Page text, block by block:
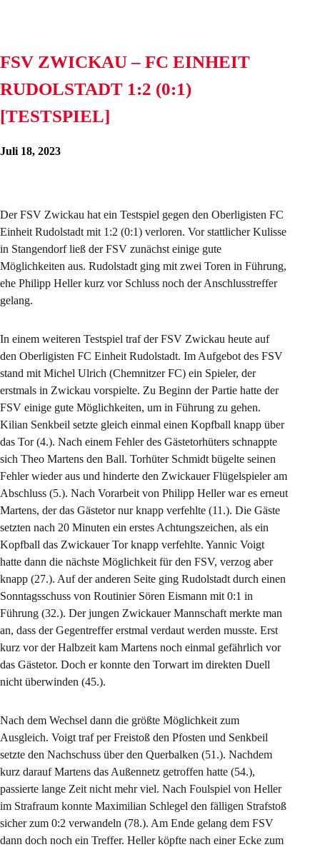
FSV ZWICKAU – FC EINHEIT
RUDOLSTADT 1:2 (0:1)
[TESTSPIEL]
Juli 18, 2023
Der FSV Zwickau hat ein Testspiel gegen den Oberligisten FC
Einheit Rudolstadt mit 1:2 (0:1) verloren. Vor stattlicher Kulisse
in Stangendorf ließ der FSV zunächst einige gute
Möglichkeiten aus. Rudolstadt ging mit zwei Toren in Führung,
ehe Philipp Heller kurz vor Schluss noch der Anschlusstreffer
gelang.
In einem weiteren Testspiel traf der FSV Zwickau heute auf
den Oberligisten FC Einheit Rudolstadt. Im Aufgebot des FSV
stand mit Michel Ulrich (Chemnitzer FC) ein Spieler, der
erstmals in Zwickau vorspielte. Zu Beginn der Partie hatte der
FSV einige gute Möglichkeiten, um in Führung zu gehen.
Kilian Senkbeil setzte gleich einmal einen Kopfball knapp über
das Tor (4.). Nach einem Fehler des Gästetorhüters schnappte
sich Theo Martens den Ball. Torhüter Schmidt bügelte seinen
Fehler wieder aus und hinderte den Zwickauer Flügelspieler am
Abschluss (5.). Nach Vorarbeit von Philipp Heller war es erneut
Martens, der das Gästetor nur knapp verfehlte (11.). Die Gäste
setzten nach 20 Minuten ein erstes Achtungszeichen, als ein
Kopfball das Zwickauer Tor knapp verfehlte. Yannic Voigt
hatte dann die nächste Möglichkeit für den FSV, verzog aber
knapp (27.). Auf der anderen Seite ging Rudolstadt durch einen
Sonntagsschuss von Routinier Sören Eismann mit 0:1 in
Führung (32.). Der jungen Zwickauer Mannschaft merkte man
an, dass der Gegentreffer erstmal verdaut werden musste. Erst
kurz vor der Halbzeit kam Martens noch einmal gefährlich vor
das Gästetor. Doch er konnte den Torwart im direkten Duell
nicht überwinden (45.).
Nach dem Wechsel dann die größte Möglichkeit zum
Ausgleich. Voigt traf per Freistoß den Pfosten und Senkbeil
setzte den Nachschuss über den Querbalken (51.). Nachdem
kurz darauf Martens das Außennetz getroffen hatte (54.),
passierte lange Zeit nicht mehr viel. Nach Foulspiel von Heller
im Strafraum konnte Maximilian Schlegel den fälligen Strafstoß
sicher zum 0:2 verwandeln (78.). Am Ende gelang dem FSV
dann doch noch ein Treffer. Heller köpfte nach einer Ecke zum